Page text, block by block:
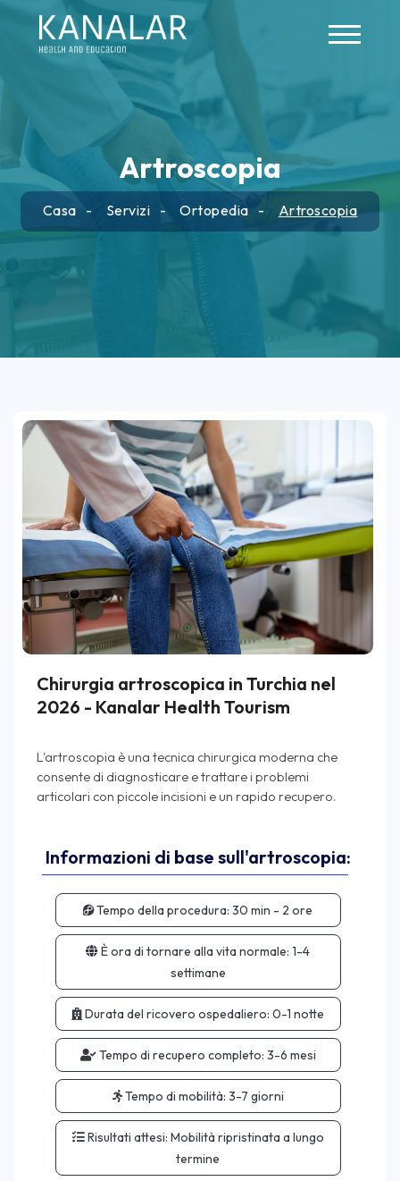
Skip to main content
Artroscopia
Casa Servizi Ortopedia Artroscopia
Chirurgia artroscopica in Turchia nel
2026 - Kanalar Health Tourism
L'artroscopia è una tecnica chirurgica moderna che
consente di diagnosticare e trattare i problemi
Informazioni di base sull'artroscopia:
Tempo della procedura: 30 min - 2 ore
È ora di tornare alla vita normale: 1-4
settimane
Durata del ricovero ospedaliero: 0-1 notte
Tempo di recupero completo: 3-6 mesi
Tempo di mobilità: 3-7 giorni
Risultati attesi: Mobilità ripristinata a lungo
termine